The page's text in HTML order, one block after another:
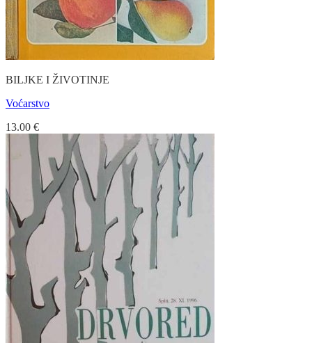
BILJKE I ŽIVOTINJE
Voćarstvo
13.00 €